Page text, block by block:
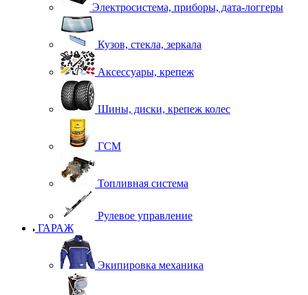
Электросистема, приборы, дата-логгеры
Кузов, стекла, зеркала
Аксессуары, крепеж
Шины, диски, крепеж колес
ГСМ
Топливная система
Рулевое управление
ГАРАЖ
Экипировка механика